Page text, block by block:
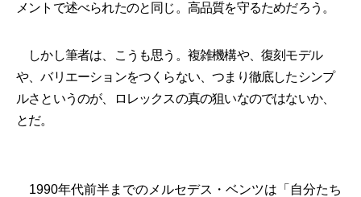
メントで述べられたのと同じ。高品質を守るためだろう。
しかし筆者は、こうも思う。複雑機構や、復刻モデル
や、バリエーションをつくらない、つまり徹底したシンプ
ルさというのが、ロレックスの真の狙いなのではないか、
とだ。
1990年代前半までのメルセデス・ベンツは「自分たち